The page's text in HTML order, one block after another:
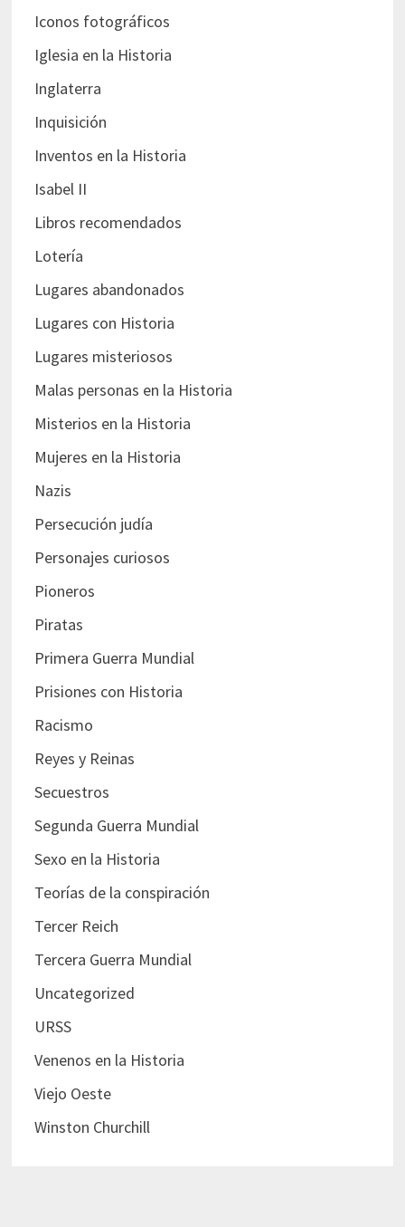
Iconos fotográficos
Iglesia en la Historia
Inglaterra
Inquisición
Inventos en la Historia
Isabel II
Libros recomendados
Lotería
Lugares abandonados
Lugares con Historia
Lugares misteriosos
Malas personas en la Historia
Misterios en la Historia
Mujeres en la Historia
Nazis
Persecución judía
Personajes curiosos
Pioneros
Piratas
Primera Guerra Mundial
Prisiones con Historia
Racismo
Reyes y Reinas
Secuestros
Segunda Guerra Mundial
Sexo en la Historia
Teorías de la conspiración
Tercer Reich
Tercera Guerra Mundial
Uncategorized
URSS
Venenos en la Historia
Viejo Oeste
Winston Churchill